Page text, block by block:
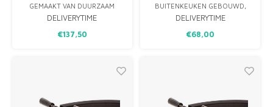
GEMAAKT VAN DUURZAAM
ACACIA HOUT EN EEN MOOIE
ASSORTIMENT. NU OOK
DELIVERYTIME
€137,50
BUITENKEUKEN GEBOUWD,
MAAR STAAT HIJ IN JE TUIN OF
BESCHERMT DE EGGMAT HET
FEITJE: DE EGGMAT BESTAAT
DELIVERYTIME
€68,00